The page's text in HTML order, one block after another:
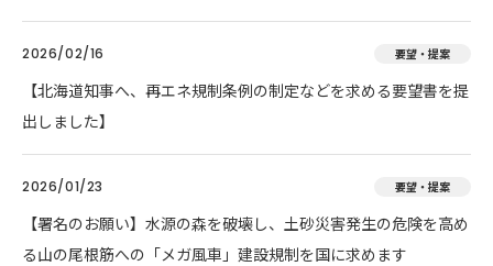
2026/02/16 要望・提案
【北海道知事へ、再エネ規制条例の制定などを求める要望書を提
出しました】
2026/01/23 要望・提案
【署名のお願い】水源の森を破壊し、土砂災害発生の危険を高め
る山の尾根筋への「メガ風車」建設規制を国に求めます